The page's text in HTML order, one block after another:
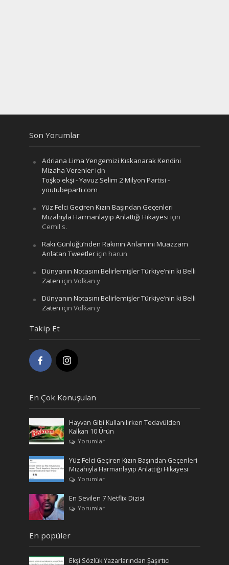
Son Yorumlar
Adriana Lima Yengemizi Kıskanarak Kendini
Mizaha Verenleriçin
Toşko ekşi - Yavuz Selim 2 Milyon Partisi -
youtubeparti.com
Yüz Felci Geçiren Kızın Başından Geçenleri
Mizahıyla Harmanlayıp Anlattığı Hikayesi için
Cemil s.
Rakı Günlüğü’nden Rakının Anlamını Muazzam
Anlatan Tweetleriçin harun
Dünyanın Notasını Belirlemişler Türkiye’nin ki Belli
Zaten için Volkan y
Dünyanın Notasını Belirlemişler Türkiye’nin ki Belli
Zaten için Volkan y
Takip Et
En Çok Konuşulan
Hayvan Gibi Kullanılırken Tedavülden
Kalkan 10 Ürün
Yorumlar
Yüz Felci Geçiren Kızın Başından Geçenleri
Mizahıyla Harmanlayıp Anlattığı Hikayesi
Yorumlar
En Sevilen 7 Netflix Dizisi
Yorumlar
En popüler
Ekşi Sözlük Yazarlarından Şaşırtıcı